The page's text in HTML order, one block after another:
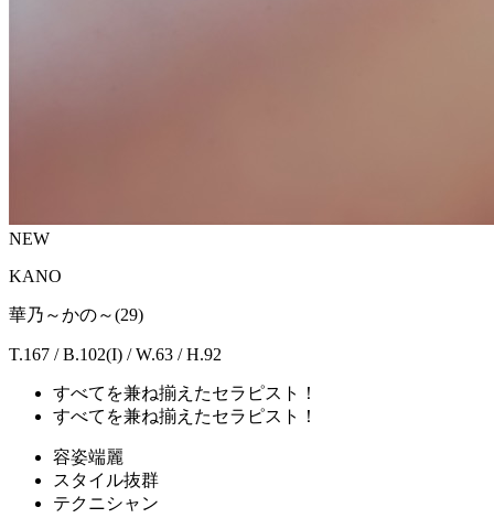
NEW
KANO
華乃～かの～(29)
T.167 / B.102(I) / W.63 / H.92
すべてを兼ね揃えたセラピスト！
すべてを兼ね揃えたセラピスト！
容姿端麗
スタイル抜群
テクニシャン